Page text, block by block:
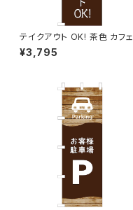
テイクアウト OK! 茶色 カフェ
コーヒー 2 のぼり旗
¥3,795